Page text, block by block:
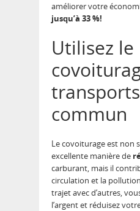
améliorer votre
jusqu’à 33 %!
Utilisez le
commun
Le covoiturage est non
excellente manière de
carburant, mais il
circulation et la
trajet avec d’autres,
l’argent et réduisez